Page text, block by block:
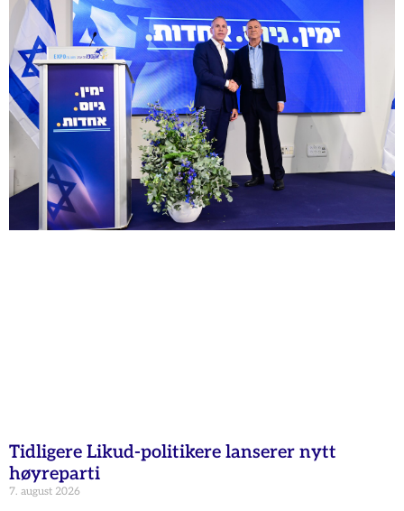
Tidligere Likud-politikere lanserer nytt
høyreparti
7. august 2026